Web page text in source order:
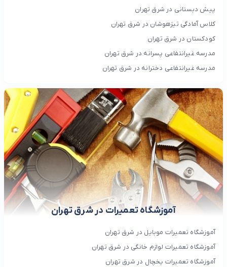
پیش دبستانی در شرق تهران
کلاس آمادگی تیزهوشان در شرق تهران
کودکستان در شرق تهران
مدرسه غیرانتفاعی پسرانه در شرق تهران
مدرسه غیرانتفاعی دخترانه در شرق تهران
آموزشگاه تعمیرات در شرق تهران
آموزشگاه تعمیرات موبایل در شرق تهران
آموزشگاه تعمیرات لوازم خانگی در شرق تهران
آموزشگاه تعمیرات یخچال در شرق تهران